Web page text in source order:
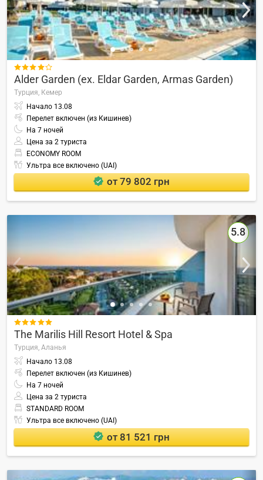

Alder Garden (ex. Eldar Garden, Armas Garden)
Турция, Кемер
Начало 13.08
Перелет включен (из Кишинев)
На 7 ночей
Цена за 2 туриста
ECONOMY ROOM
Ультра все включено (UAI)
от 79 802 грн
5.8

The Marilis Hill Resort Hotel & Spa
Турция, Аланья
Начало 13.08
Перелет включен (из Кишинев)
На 7 ночей
Цена за 2 туриста
STANDARD ROOM
Ультра все включено (UAI)
от 81 521 грн